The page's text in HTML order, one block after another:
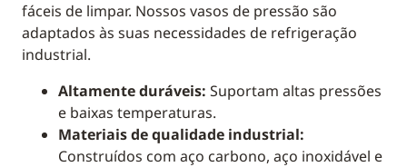
fáceis de limpar. Nossos vasos de pressão são
adaptados às suas necessidades de refrigeração
industrial.
Altamente duráveis: Suportam altas pressões
e baixas temperaturas.
Materiais de qualidade industrial:
Construídos com aço carbono, aço inoxidável e